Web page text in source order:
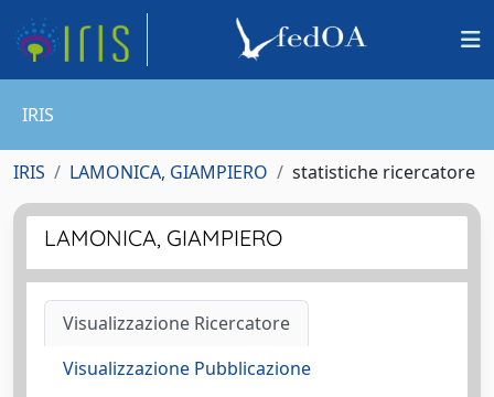
IRIS
IRIS LAMONICA, GIAMPIERO statistiche ricercatore
LAMONICA, GIAMPIERO
Visualizzazione Ricercatore
Visualizzazione Pubblicazione